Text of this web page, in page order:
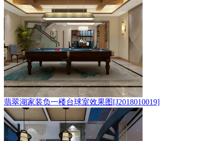
翡翠湖家装负一楼台球室效果图[J2018010019]